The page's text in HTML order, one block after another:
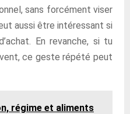
sans forcément viser
aussi être intéressant si
En revanche, si tu
ce geste répété peut
régime et aliments